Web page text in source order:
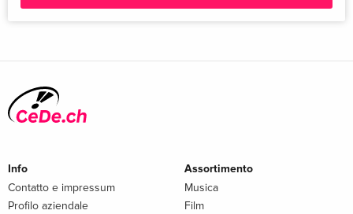
Info
Contatto e impressum
Profilo aziendale
Assortimento
Musica
Film